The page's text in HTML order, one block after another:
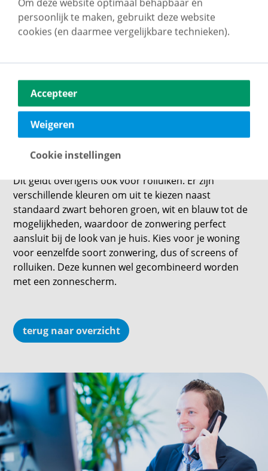
van je woning. Het is daarom belangrijk dat je iets
kiest wat past bij je gevel. De standaardkleur is vaak
antraciet of zwart, maar je kan ervan uit gaan dat
verduisterende werking heeft.
Vind je zwart en antraciet te streng of modern voor
een screen of luifel, dan kun je gewoon kiezen voor
crème, wit of lichtgrijs. Met een bijpassende
omkasting natuurlijk. Voor je zonnescherm kan je
zon zal gewoon hetzelfde zijn.
Dit geldt overigens ook voor rolluiken. Er zijn
verschillende kleuren om uit te kiezen naast
standaard zwart behoren groen, wit en blauw tot de
mogelijkheden, waardoor de zonwering perfect
aansluit bij de look van je huis. Kies voor je woning
voor eenzelfde soort zonwering, dus of screens of
rolluiken. Deze kunnen wel gecombineerd worden
met een zonnescherm.
terug naar overzicht
Om deze website optimaal behapbaar én
persoonlijk te maken, gebruikt deze website
cookies (en daarmee vergelijkbare technieken).
Accepteer
Weigeren
Cookie instellingen